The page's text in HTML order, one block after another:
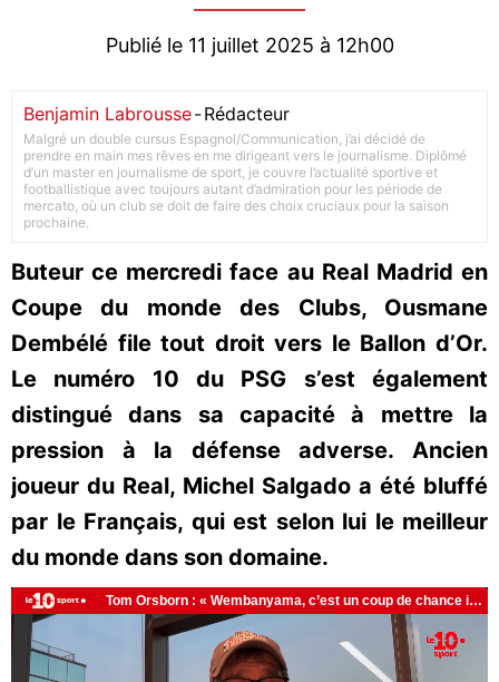
Publié le 11 juillet 2025 à 12h00
Benjamin Labrousse-Rédacteur
Malgré un double cursus Espagnol/Communication, j’ai décidé de
prendre en main mes rêves en me dirigeant vers le journalisme. Diplômé
d’un master en journalisme de sport, je couvre l’actualité sportive et
footballistique avec toujours autant d’admiration pour les période de
mercato, où un club se doit de faire des choix cruciaux pour la saison
prochaine.
Buteur ce mercredi face au Real Madrid en
Coupe du monde des Clubs, Ousmane
Dembélé file tout droit vers le Ballon d’Or.
Le numéro 10 du PSG s’est également
distingué dans sa capacité à mettre la
pression à la défense adverse. Ancien
joueur du Real, Michel Salgado a été bluffé
par le Français, qui est selon lui le meilleur
du monde dans son domaine.